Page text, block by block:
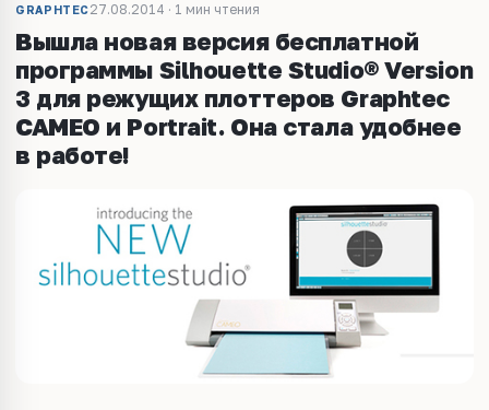
GRAPHTEC27.08.2014 · 1 мин чтения
Вышла новая версия бесплатной
программы Silhouette Studio® Version
3 для режущих плоттеров Graphtec
CAMEO и Portrait. Она стала удобнее
в работе!